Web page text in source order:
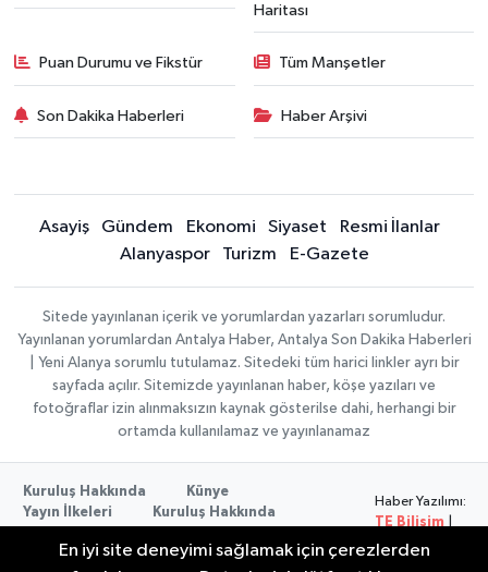
Haritası
Puan Durumu ve Fikstür Tüm Manşetler
Son Dakika Haberleri Haber Arşivi
Asayiş Gündem Ekonomi Siyaset
Resmi İlanlar
Alanyaspor
Turizm E-Gazete
Sitede yayınlanan içerik ve yorumlardan yazarları sorumludur.
Yayınlanan yorumlardan Antalya Haber, Antalya Son Dakika Haberleri
| Yeni Alanya sorumlu tutulamaz. Sitedeki tüm harici linkler ayrı bir
sayfada açılır. Sitemizde yayınlanan haber, köşe yazıları ve
fotoğraflar izin alınmaksızın kaynak gösterilse dahi, herhangi bir
ortamda kullanılamaz ve yayınlanamaz
Kuruluş Hakkında
Künye
Yayın İlkeleri
Kuruluş Hakkında
Kullanım Şartları
Haber Yazılımı:
TE Bilişim
Copyright ©
En iyi site deneyimi sağlamak için çerezlerden